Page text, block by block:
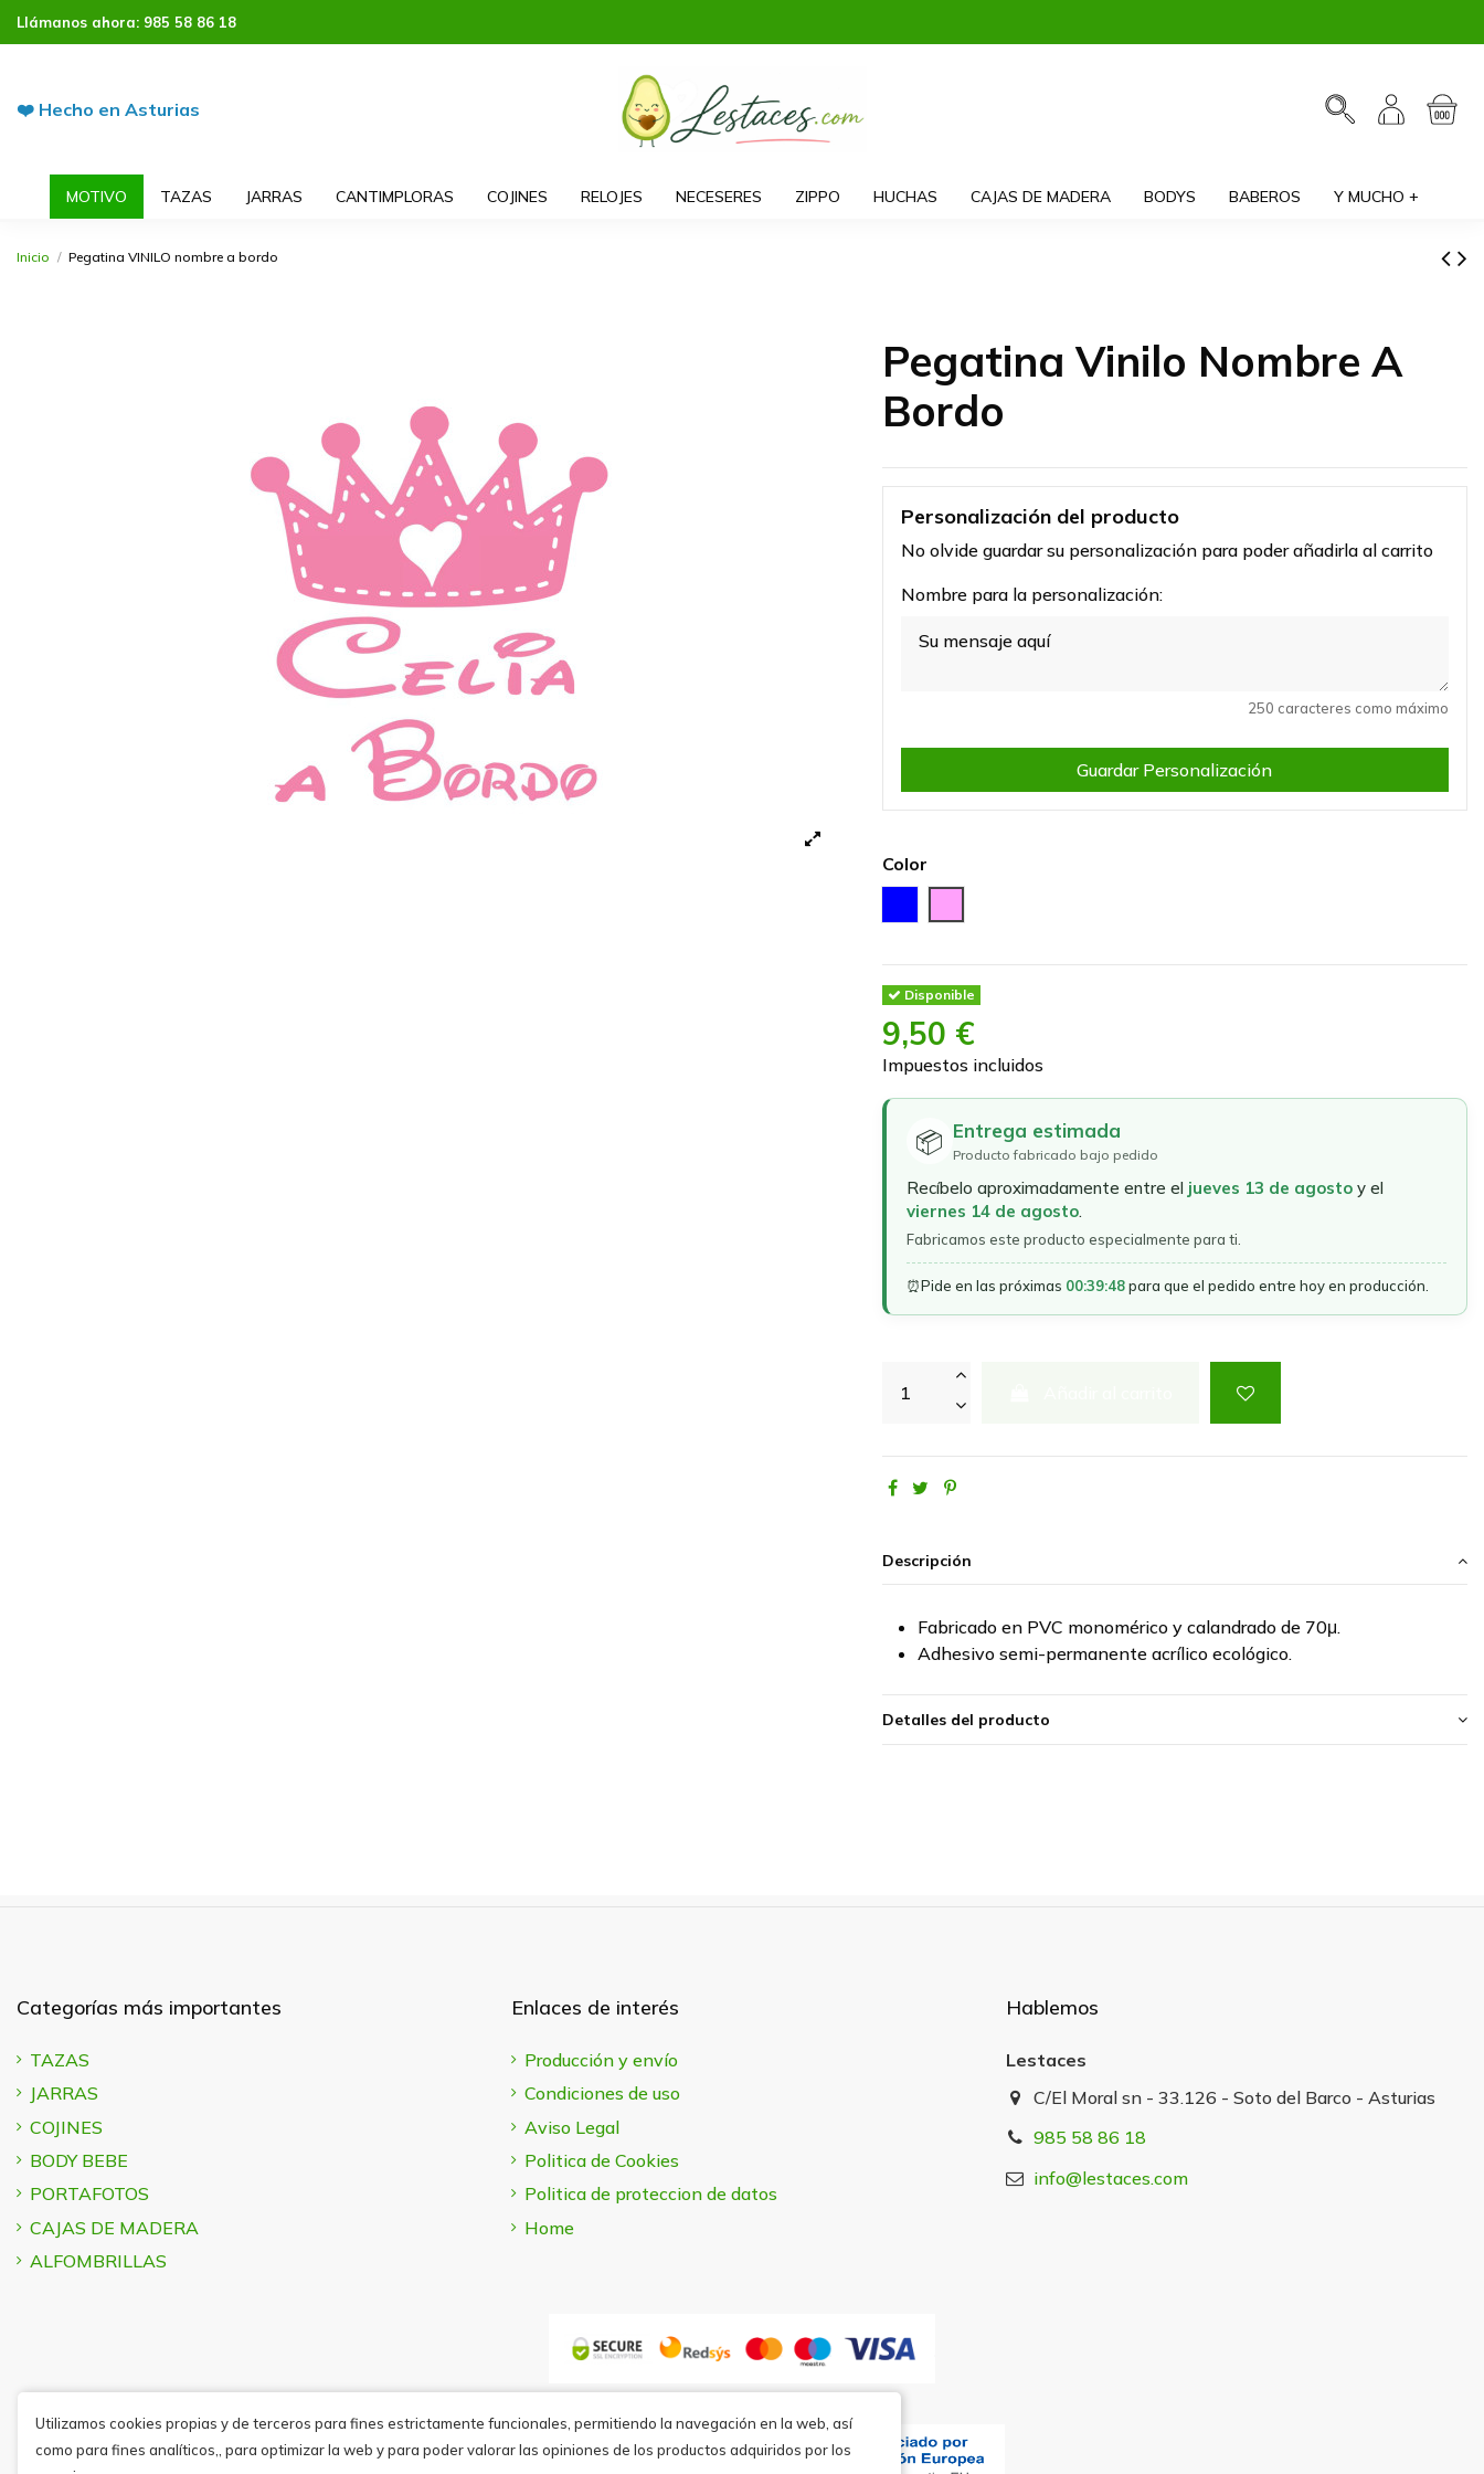
Llámanos ahora: 985 58 86 18
❤️ Hecho en Asturias
MOTIVO TAZAS JARRAS CANTIMPLORAS COJINES RELOJES NECESERES ZIPPO HUCHAS CAJAS DE MADERA BODYS BABEROS Y MUCHO +
Inicio Pegatina VINILO nombre a bordo
Pegatina Vinilo Nombre A
Bordo
Personalización del producto
No olvide guardar su personalización para poder añadirla al carrito
Nombre para la personalización:
250 caracteres como máximo
Guardar Personalización
Color
Disponible
9,50 €
Impuestos incluidos
📦 Entrega estimada
Producto fabricado bajo pedido
Recíbelo aproximadamente entre el jueves 13 de agostoy el
viernes 14 de agosto.
Fabricamos este producto especialmente para ti.
⏰Pide en las próximas 00:39:48para que el pedido entre hoy en producción.
Descripción
Fabricado en PVC monomérico y calandrado de 70μ.
Adhesivo semi-permanente acrílico ecológico.
Detalles del producto
Categorías más importantes
TAZAS
JARRAS
COJINES
BODY BEBE
PORTAFOTOS
CAJAS DE MADERA
ALFOMBRILLAS
Enlaces de interés
Producción y envío
Condiciones de uso
Aviso Legal
Politica de Cookies
Politica de proteccion de datos
Home
Hablemos
Lestaces
C/El Moral sn - 33.126 - Soto del Barco - Asturias
985 58 86 18
info@lestaces.com
Utilizamos cookies propias y de terceros para fines estrictamente funcionales, permitiendo la navegación en la web, así
como para fines analíticos,, para optimizar la web y para poder valorar las opiniones de los productos adquiridos por los